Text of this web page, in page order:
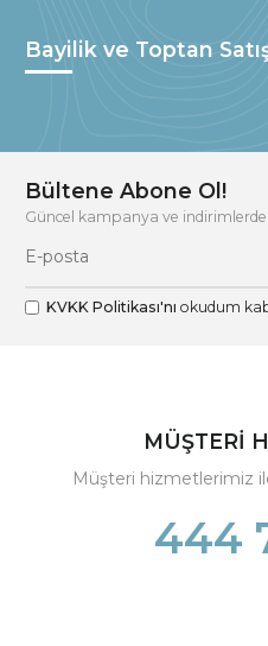
Bayilik ve Toptan
Bültene Abone Ol!
Güncel kampanya ve
KVKK Politikası'nı okudum
MÜŞTERİ
Müşteri hizmetlerimiz
444